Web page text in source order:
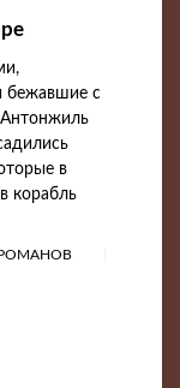
бежавшие с
Антонжиль
в
корабль